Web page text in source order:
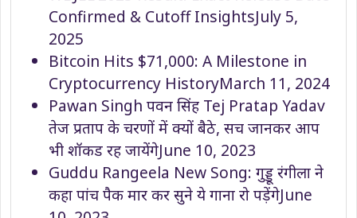
Confirmed & Cutoff InsightsJuly 5,
2025
Bitcoin Hits $71,000: A Milestone in
Cryptocurrency HistoryMarch 11, 2024
Pawan Singh पवन सिंह Tej Pratap Yadav
तेज प्रताप के चरणों में क्यों बैठे, सच जानकर आप
भी शॉकड रह जायेंगेJune 10, 2023
Guddu Rangeela New Song: गुड्डू रंगीला ने
कहा पांच पैक मार कर सुने ये गाना रो पड़ेंगेJune